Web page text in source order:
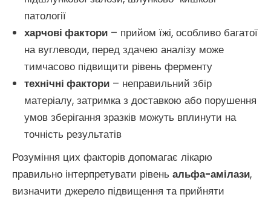
патології
харчові фактори – прийом їжі, особливо багатої
на вуглеводи, перед здачею аналізу може
тимчасово підвищити рівень ферменту
технічні фактори – неправильний збір
матеріалу, затримка з доставкою або порушення
умов зберігання зразків можуть вплинути на
точність результатів
Розуміння цих факторів допомагає лікарю
правильно інтерпретувати рівень альфа-амілази,
визначити джерело підвищення та прийняти